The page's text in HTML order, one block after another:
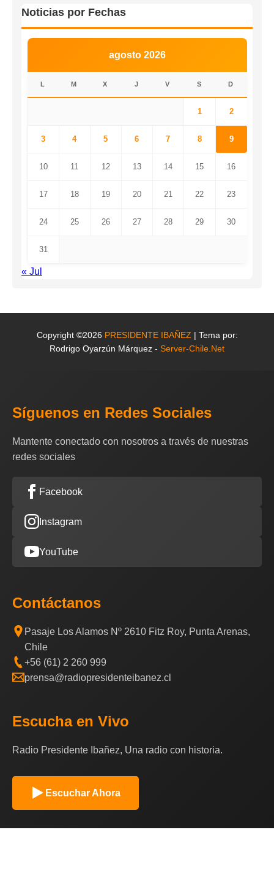
Noticias por Fechas
agosto 2026
L M X J V S D
1 2
3 4 5 6 7 8 9
10 11 12 13 14 15 16
17 18 19 20 21 22 23
24 25 26 27 28 29 30
31
« Jul
Copyright ©2026 PRESIDENTE IBAÑEZ | Tema por:
Rodrigo Oyarzún Márquez - Server-Chile.Net
Síguenos en Redes Sociales
Mantente conectado con nosotros a través de nuestras
redes sociales
Facebook
Instagram
YouTube
Contáctanos
Pasaje Los Alamos Nº 2610 Fitz Roy, Punta Arenas,
Chile
+56 (61) 2 260 999
prensa@radiopresidenteibanez.cl
Escucha en Vivo
Radio Presidente Ibañez, Una radio con historia.
Escuchar Ahora